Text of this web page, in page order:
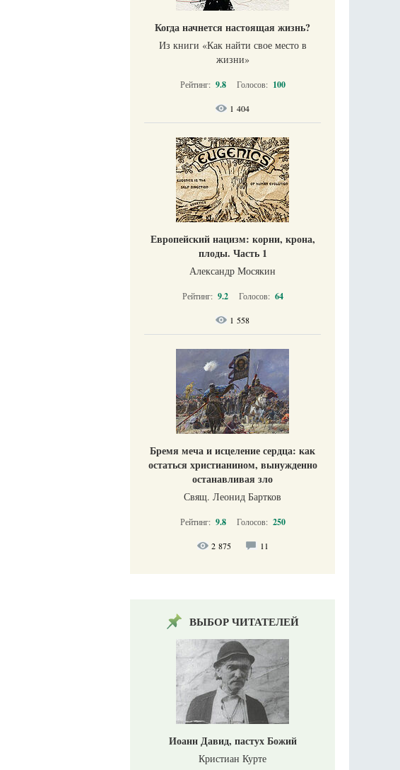
Когда начнется настоящая жизнь?
Из книги «Как найти свое место в
жизни​»
Рейтинг: 9.8 Голосов: 100
1 404
Европейский нацизм: корни, крона,
плоды. Часть 1
Александр Мосякин
Рейтинг: 9.2 Голосов: 64
1 558
Бремя меча и исцеление сердца: как
остаться христианином, вынужденно
останавливая зло
Свящ. Леонид Бартков
Рейтинг: 9.8 Голосов: 250
2 875 11
ВЫБОР ЧИТАТЕЛЕЙ
Иоанн Давид, пастух Божий
Кристиан Курте